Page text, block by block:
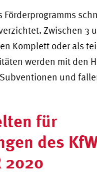
Zwischen 3
Komplett oder als
werden mit den
und
für
des
2020